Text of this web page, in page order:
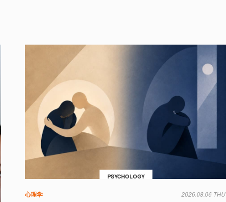
PSYCHOLOGY
心理学 2026.08.06 THU